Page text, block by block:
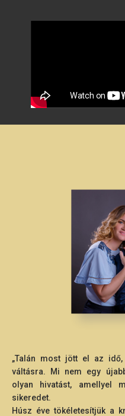
„Talán most jött el az
váltásra. Mi nem egy
olyan hivatást, amellyel
sikeredet.
Húsz éve tökéletesítjük a